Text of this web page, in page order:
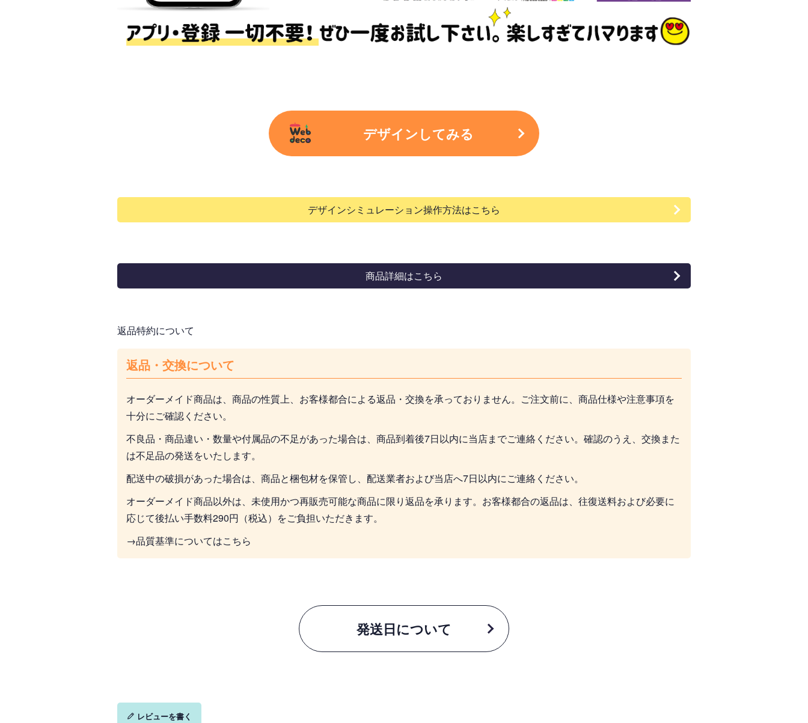
デザインしてみる
デザインシミュレーション操作方法はこちら
商品詳細はこちら
返品特約について
返品・交換について
オーダーメイド商品は、商品の性質上、お客様都合による返品・交換を承っておりません。ご注文前に、商品仕様や注意事項を
十分にご確認ください。
不良品・商品違い・数量や付属品の不足があった場合は、商品到着後7日以内に当店までご連絡ください。確認のうえ、交換また
は不足品の発送をいたします。
配送中の破損があった場合は、商品と梱包材を保管し、配送業者および当店へ7日以内にご連絡ください。
オーダーメイド商品以外は、未使用かつ再販売可能な商品に限り返品を承ります。お客様都合の返品は、往復送料および必要に
応じて後払い手数料290円（税込）をご負担いただきます。
→品質基準についてはこちら
発送日について
レビューを書く